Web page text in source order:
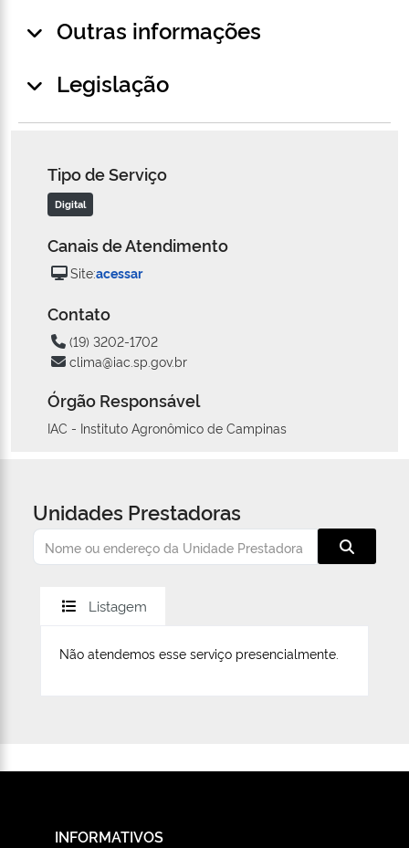
Outras informações
Legislação
Tipo de Serviço
Digital
Canais de Atendimento
Site:acessar
Contato
(19) 3202-1702
clima@iac.sp.gov.br
Órgão Responsável
IAC - Instituto Agronômico de Campinas
Unidades Prestadoras
Listagem
Não atendemos esse serviço presencialmente.
INFORMATIVOS